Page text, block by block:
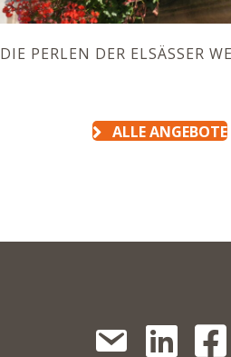
DIE PERLEN DER ELSÄSSER
ALLE ANGEBOTE